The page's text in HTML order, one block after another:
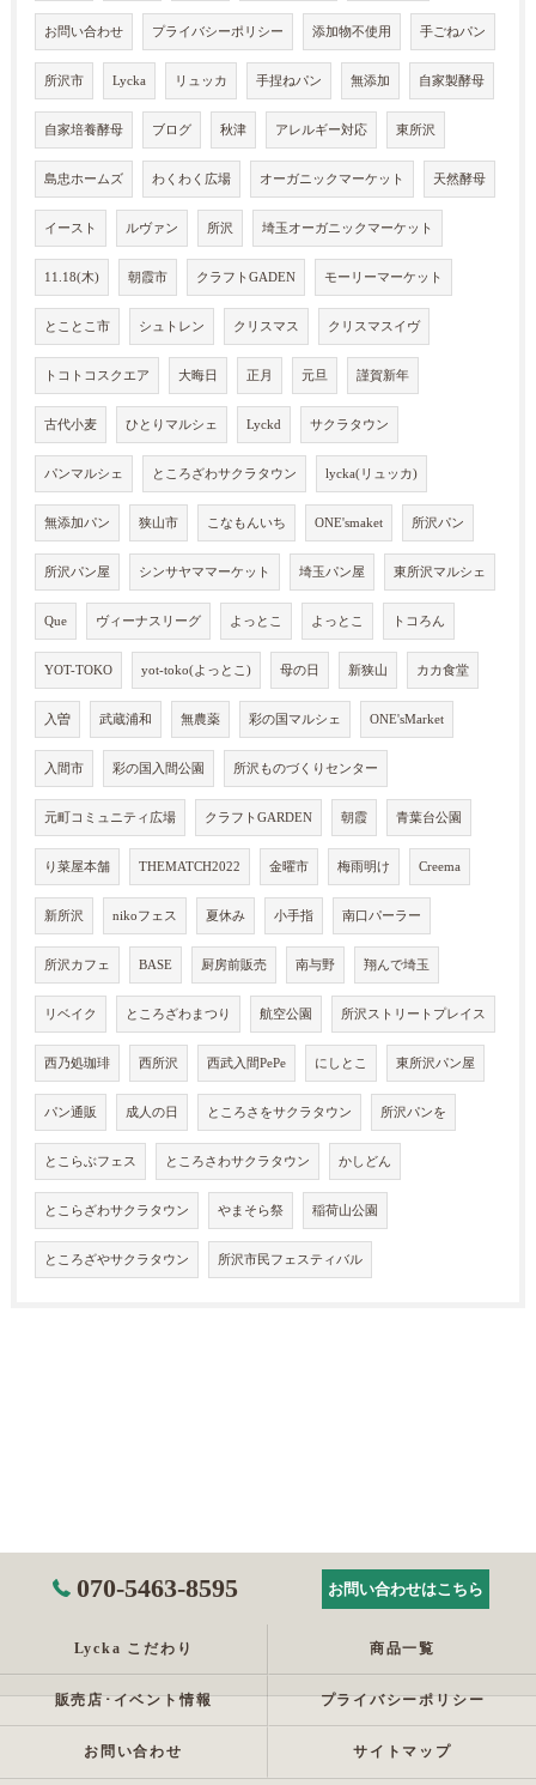
お問い合わせ プライバシーポリシー 添加物不使用 手ごねパン
所沢市 Lycka リュッカ 手捏ねパン 無添加 自家製酵母
自家培養酵母 ブログ 秋津 アレルギー対応 東所沢
島忠ホームズ わくわく広場 オーガニックマーケット 天然酵母
イースト ルヴァン 所沢 埼玉オーガニックマーケット
11.18(木) 朝霞市 クラフトGADEN モーリーマーケット
とことこ市 シュトレン クリスマス クリスマスイヴ
トコトコスクエア 大晦日 正月 元旦 謹賀新年
古代小麦 ひとりマルシェ Lyckd サクラタウン
パンマルシェ ところざわサクラタウン lycka(リュッカ)
無添加パン 狭山市 こなもんいち ONE'smaket 所沢パン
所沢パン屋 シンサヤママーケット 埼玉パン屋 東所沢マルシェ
Que ヴィーナスリーグ よっとこ よっとこ トコろん
YOT-TOKO yot-toko(よっとこ) 母の日 新狭山 カカ食堂
入曽 武蔵浦和 無農薬 彩の国マルシェ ONE'sMarket
入間市 彩の国入間公園 所沢ものづくりセンター
元町コミュニティ広場 クラフトGARDEN 朝霞 青葉台公園
り菜屋本舗 THEMATCH2022 金曜市 梅雨明け Creema
新所沢 nikoフェス 夏休み 小手指 南口パーラー
所沢カフェ BASE 厨房前販売 南与野 翔んで埼玉
リベイク ところざわまつり 航空公園 所沢ストリートプレイス
西乃処珈琲 西所沢 西武入間PePe にしとこ 東所沢パン屋
パン通販 成人の日 ところさをサクラタウン 所沢パンを
とこらぶフェス ところさわサクラタウン かしどん
とこらざわサクラタウン やまそら祭 稲荷山公園
ところざやサクラタウン 所沢市民フェスティバル
070-5463-8595 お問い合わせはこちら
Lycka こだわり 商品一覧
販売店･イベント情報 プライバシーポリシー
お問い合わせ サイトマップ